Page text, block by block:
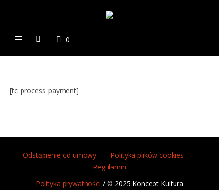
0
[tc_process_payment]
Odstąpienie od umowy
Polityka plików cookies
Regulamin
Polityka prywatności / © 2025 Koncept Kultura